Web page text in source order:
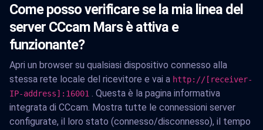
Come posso verificare se la mia linea del
server CCcam Mars è attiva e
funzionante?
Apri un browser su qualsiasi dispositivo connesso alla
stessa rete locale del ricevitore e vai a http://[receiver-
IP-address]:16001
. Questa è la pagina informativa
integrata di CCcam. Mostra tutte le connessioni server
configurate, il loro stato (connesso/disconnesso), il tempo